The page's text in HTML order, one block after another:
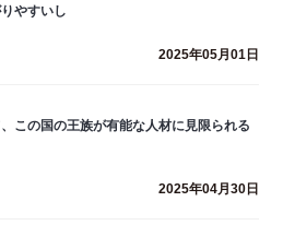
やすいし
2025年05月01日
この国の王族が有能な人材に見限られる
2025年04月30日